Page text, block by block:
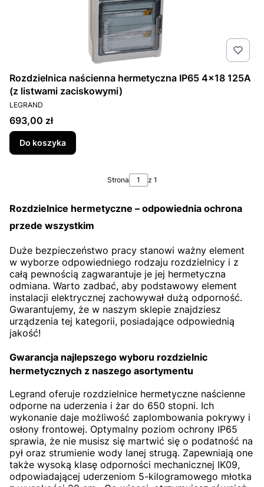
Rozdzielnica naścienna hermetyczna IP65 4x18 125A
(z listwami zaciskowymi)
PRODUCENT
LEGRAND
Cena
693,00 zł
Do koszyka
Strona z 1
Rozdzielnice hermetyczne – odpowiednia ochrona
przede wszystkim
Duże bezpieczeństwo pracy stanowi ważny element
w wyborze odpowiedniego rodzaju rozdzielnicy i z
całą pewnością zagwarantuje je jej hermetyczna
odmiana. Warto zadbać, aby podstawowy element
instalacji elektrycznej zachowywał dużą odporność.
Gwarantujemy, że w naszym sklepie znajdziesz
urządzenia tej kategorii, posiadające odpowiednią
jakość!
Gwarancja najlepszego wyboru rozdzielnic
hermetycznych z naszego asortymentu
Legrand oferuje rozdzielnice hermetyczne naścienne
odporne na uderzenia i żar do 650 stopni. Ich
wykonanie daje możliwość zaplombowania pokrywy i
osłony frontowej. Optymalny poziom ochrony IP65
sprawia, że nie musisz się martwić się o podatność na
pył oraz strumienie wody lanej strugą. Zapewniają one
także wysoką klasę odporności mechanicznej IK09,
odpowiadającej uderzeniom 5-kilogramowego młotka